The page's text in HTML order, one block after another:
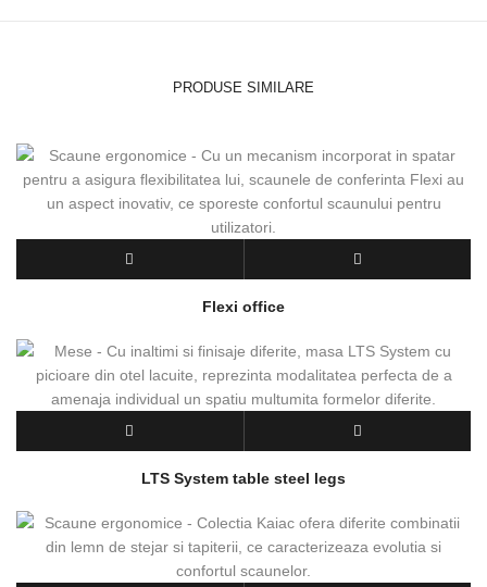
PRODUSE SIMILARE
Flexi office
LTS System table steel legs